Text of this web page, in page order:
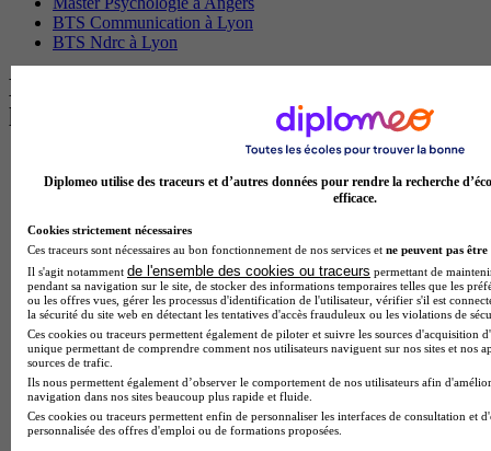
BTS Communication à Lyon
BTS Ndrc à Lyon
Les intitulés de diplôme par alternance
les plus recherchés
BTS Dietetique en alternance
BTS Pi en alternance
BTS Sp3s en alternance
Master CCA en alternance
BTS Ndrc en alternance
BTS Sam en alternance
Cap Fleuriste en alternance
BTS Sio en alternance
MSc Marketing Digital en alternance
BTS Gpme en alternance
Cap Electricien en alternance
BTS Gpn en alternance
BTS Domotique en alternance
Diplomeo utilise des traceurs et d’autres données pour rendre la recherche
efficace.
Cookies strictement nécessaires
Ces traceurs sont nécessaires au bon fonctionnement de nos services et ne peuvent pas être
Il s'agit notamment de l'ensemble des cookies ou traceurs permettant de
pendant sa navigation sur le site, de stocker des informations temporaires telles que les
ou les offres vues, gérer les processus d'identification de l'utilisateur, vérifier s'il est
la sécurité du site web en détectant les tentatives d'accès frauduleux ou les violations de
Ces cookies ou traceurs permettent également de piloter et suivre les sources d'acquisition
unique permettant de comprendre comment nos utilisateurs naviguent sur nos sites et nos
sources de trafic.
Ils nous permettent également d’observer le comportement de nos utilisateurs afin
navigation dans nos sites beaucoup plus rapide et fluide.
Ces cookies ou traceurs permettent enfin de personnaliser les interfaces de consultation et
personnalisée des offres d'emploi ou de formations proposées.